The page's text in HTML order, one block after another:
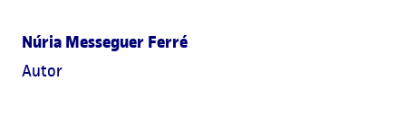
Núria Messeguer Ferré
Autor